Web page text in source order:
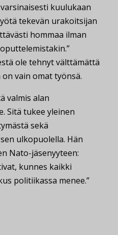
kuulukaan
tekevän urakoitsijan
hommaa ilman
ole tehnyt välttämättä
vain omat työnsä.
valmis alan
Sitä tukee yleinen
sekä
ulkopuolella. Hän
Nato-jäsenyyteen:
kunnes kaikki
politiikassa menee.”